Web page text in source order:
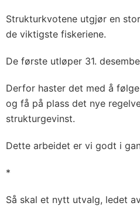
Strukturkvotene utgjør en
de viktigste fiskeriene.
De første utløper 31.
Derfor haster det med å
og få på plass det nye
strukturgevinst.
Dette arbeidet er vi godt i
*
Så skal et nytt utvalg, ledet